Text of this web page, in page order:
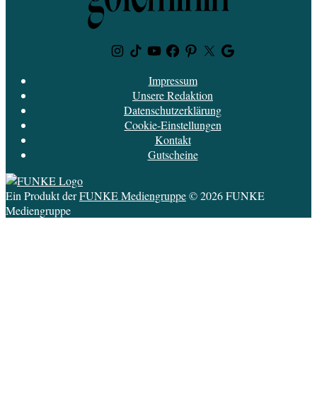
Instagram
TikTokYoutubeFacebook
PinterestTwitterGoogle
Impressum
Unsere Redaktion
Datenschutzerklärung
Cookie-Einstellungen
Kontakt
Gutscheine
Ein Produkt derFUNKE Mediengruppe© 2026 FUNKE
Mediengruppe